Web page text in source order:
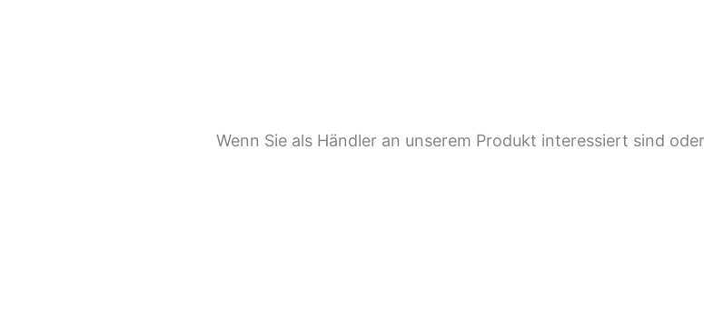
Wenn Sie als Händler an unserem Produkt interessiert sind